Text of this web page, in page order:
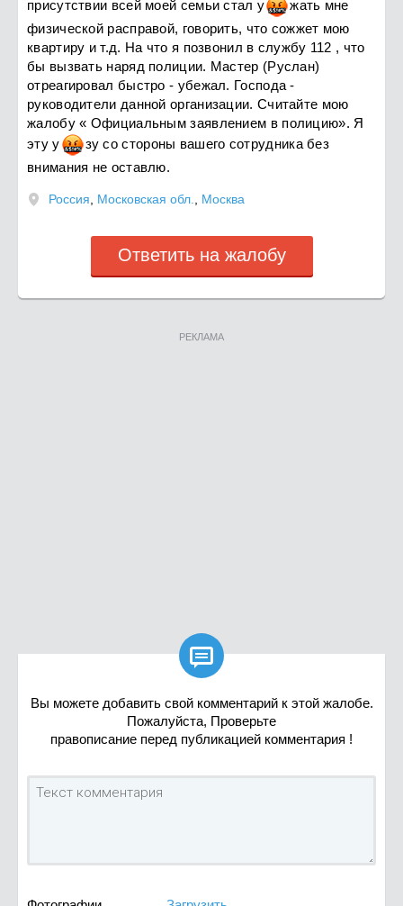
присутствии всей моей семьи стал у жать мне
физической расправой, говорить, что сожжет мою
квартиру и т.д. На что я позвонил в службу 112 , что
бы вызвать наряд полиции. Мастер (Руслан)
отреагировал быстро - убежал. Господа -
руководители данной организации. Считайте мою
жалобу « Официальным заявлением в полицию». Я
этуу зу со стороны вашего сотрудника без
внимания не оставлю.
Россия Московская обл. Москва
Ответить на жалобу
РЕКЛАМА

Вы можете добавить свой комментарий к этой жалобе.
Пожалуйста, Проверьте
правописание перед публикацией комментария !